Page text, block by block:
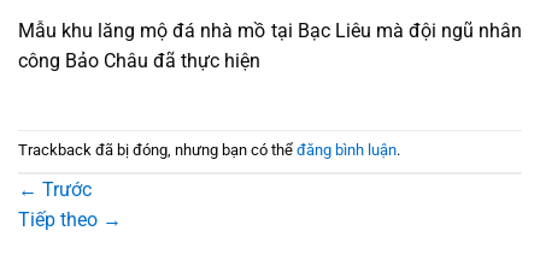
Mẫu khu lăng mộ đá nhà mồ tại Bạc Liêu mà đội ngũ nhân
công Bảo Châu đã thực hiện
Trackback đã bị đóng, nhưng bạn có thể đăng bình luận.
← Trước
Tiếp theo →